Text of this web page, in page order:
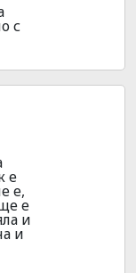
с
е
е,
е
и
и